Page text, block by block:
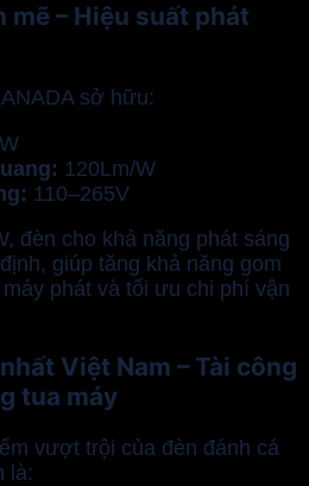
mẽ – Hiệu suất phát
sở hữu:
120Lm/W
110–265V
đèn cho khả năng phát sáng
giúp tăng khả năng gom
phát và tối ưu chi phí vận
Việt Nam – Tài công
tua máy
vượt trội của đèn đánh cá
là: